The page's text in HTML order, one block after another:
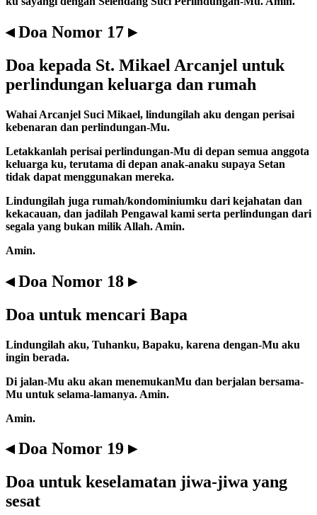
◂ Doa Nomor 17 ▸
Doa kepada St. Mikael Arcanjel untuk
perlindungan keluarga dan rumah
Wahai Arcanjel Suci Mikael, lindungilah aku dengan perisai
kebenaran dan perlindungan-Mu.
Letakkanlah perisai perlindungan-Mu di depan semua anggota
keluarga ku, terutama di depan anak-anaku supaya Setan
tidak dapat menggunakan mereka.
Lindungilah juga rumah/kondominiumku dari kejahatan dan
kekacauan, dan jadilah Pengawal kami serta perlindungan dari
segala yang bukan milik Allah. Amin.
Amin.
◂ Doa Nomor 18 ▸
Doa untuk mencari Bapa
Lindungilah aku, Tuhanku, Bapaku, karena dengan-Mu aku
ingin berada.
Di jalan-Mu aku akan menemukanMu dan berjalan bersama-
Mu untuk selama-lamanya. Amin.
Amin.
◂ Doa Nomor 19 ▸
Doa untuk keselamatan jiwa-jiwa yang
sesat